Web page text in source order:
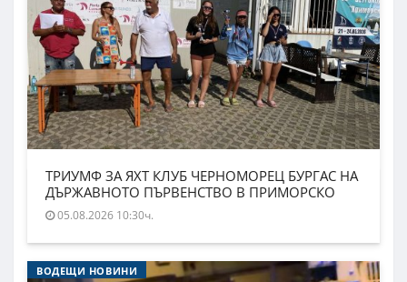
ТРИУМФ ЗА ЯХТ КЛУБ ЧЕРНОМОРЕЦ БУРГАС НА
ДЪРЖАВНОТО ПЪРВЕНСТВО В ПРИМОРСКО
05.08.2026 10:30ч.
ВОДЕЩИ НОВИНИ